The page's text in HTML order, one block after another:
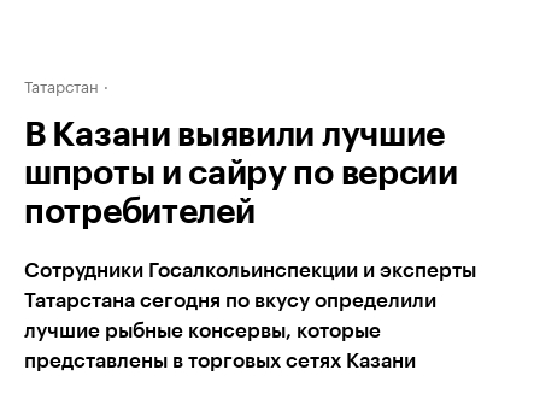
Татарстан
В Казани выявили лучшие
шпроты и сайру по версии
потребителей
Сотрудники Госалкольинспекции и эксперты
Татарстана сегодня по вкусу определили
лучшие рыбные консервы, которые
представлены в торговых сетях Казани